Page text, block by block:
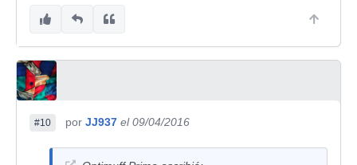
#10 por JJ937 el 09/04/2016